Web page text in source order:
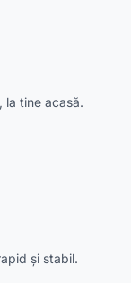
la tine acasă.
și stabil.